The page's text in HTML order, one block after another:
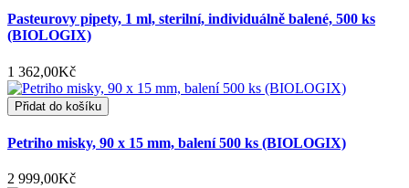
Pasteurovy pipety, 1 ml, sterilní, individuálně balené, 500 ks
(BIOLOGIX)
1 362,00Kč
Přidat do košíku
Petriho misky, 90 x 15 mm, balení 500 ks (BIOLOGIX)
2 999,00Kč